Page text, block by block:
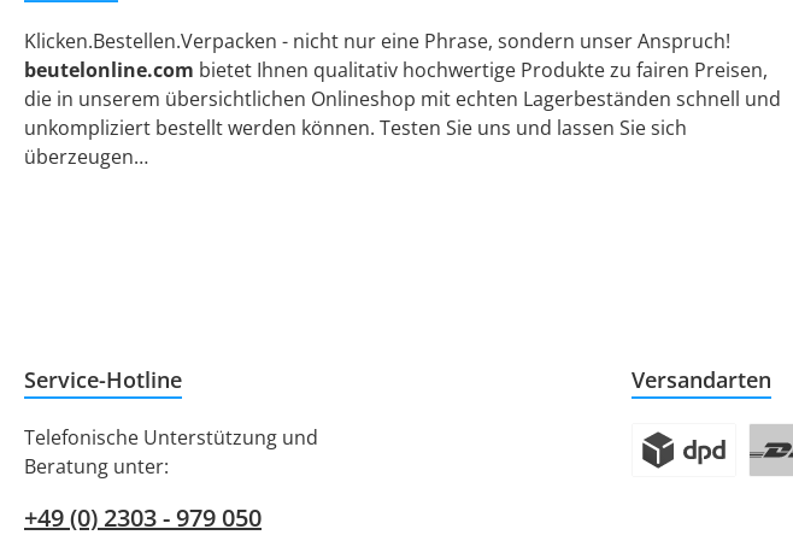
Klicken.Bestellen.Verpacken - nicht nur eine Phrase, sondern unser Anspruch!
beutelonline.com bietet Ihnen qualitativ hochwertige Produkte zu fairen Preisen,
die in unserem übersichtlichen Onlineshop mit echten Lagerbeständen schnell und
unkompliziert bestellt werden können. Testen Sie uns und lassen Sie sich
überzeugen…
Service-Hotline
Telefonische Unterstützung und
Beratung unter:
+49 (0) 2303 - 979 050
Versandarten